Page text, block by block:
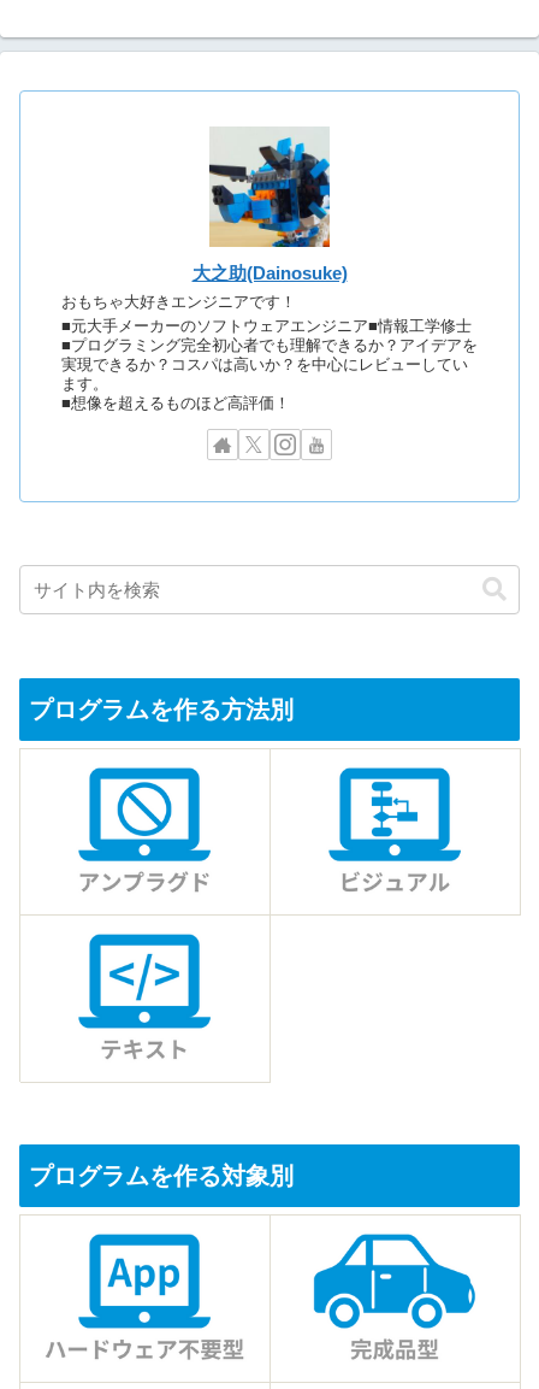
大之助(Dainosuke)
おもちゃ大好きエンジニアです！
■元大手メーカーのソフトウェアエンジニア■情報工学修士
■プログラミング完全初心者でも理解できるか？アイデアを
実現できるか？コスパは高いか？を中心にレビューしてい
ます。
■想像を超えるものほど高評価！
プログラムを作る方法別
プログラムを作る対象別